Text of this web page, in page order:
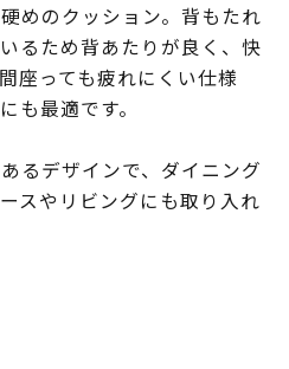
めのクッション。背もたれ
るため背あたりが良く、快
座っても疲れにくい仕様
も最適です。
るデザインで、ダイニング
スやリビングにも取り入れ